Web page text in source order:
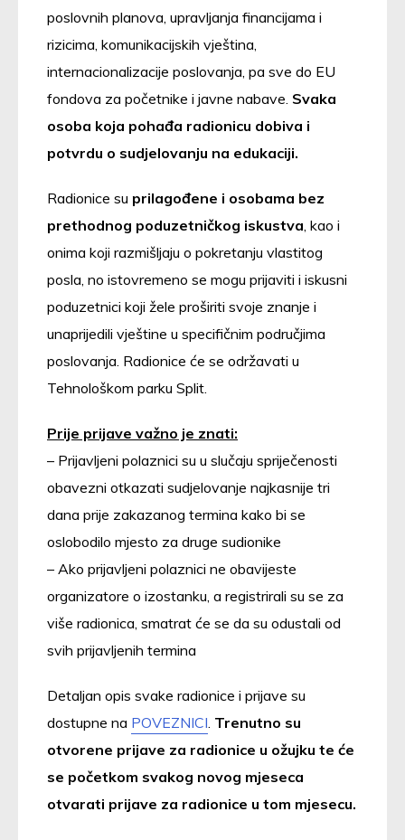
poslovnih planova, upravljanja financijama i
rizicima, komunikacijskih vještina,
internacionalizacije poslovanja, pa sve do EU
fondova za početnike i javne nabave. Svaka
osoba koja pohađa radionicu dobiva i
potvrdu o sudjelovanju na edukaciji.
Radionice su prilagođene i osobama bez
prethodnog poduzetničkog iskustva , kao i
onima koji razmišljaju o pokretanju vlastitog
posla, no istovremeno se mogu prijaviti i iskusni
poduzetnici koji žele proširiti svoje znanje i
unaprijedili vještine u specifičnim područjima
poslovanja. Radionice će se održavati u
Tehnološkom parku Split.
Prije prijave važno je znati:
– Prijavljeni polaznici su u slučaju spriječenosti
obavezni otkazati sudjelovanje najkasnije tri
dana prije zakazanog termina kako bi se
oslobodilo mjesto za druge sudionike
– Ako prijavljeni polaznici ne obavijeste
organizatore o izostanku, a registrirali su se za
više radionica, smatrat će se da su odustali od
svih prijavljenih termina
Detaljan opis svake radionice i prijave su
dostupne na POVEZNICI Trenutno su
otvorene prijave za radionice u ožujku te će
se početkom svakog novog mjeseca
otvarati prijave za radionice u tom mjesecu.